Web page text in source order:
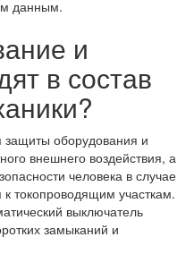
данным.
и
в состав
оборудования и
внешнего воздействия, а
человека в случае
токопроводящим участкам.
выключатель
замыканий и